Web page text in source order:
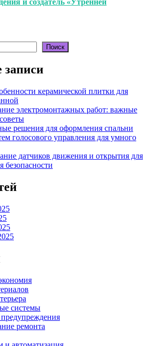
и создатель «Утренней
Поиск
записи
керамической плитки для
электромонтажных работ: важные
решения для оформления спальни
голосового управления для умного
датчиков движения и открытия для
системы
ремонта